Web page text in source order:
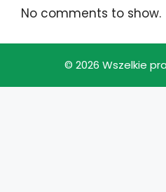
No comments to show.
© 2026 Wszelkie